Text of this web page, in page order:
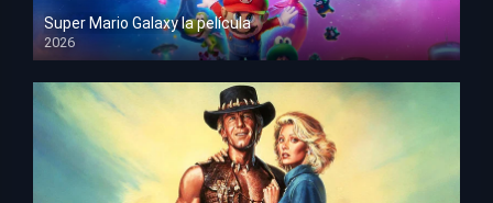
Super Mario Galaxy la película
2026
HD 1080p